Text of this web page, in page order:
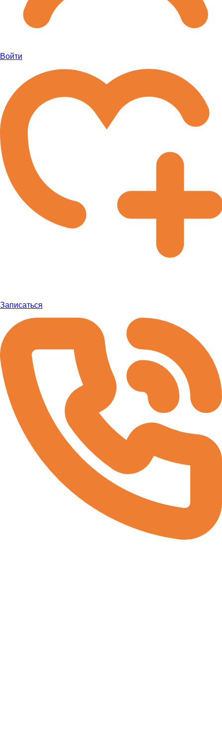
Войти
Записаться